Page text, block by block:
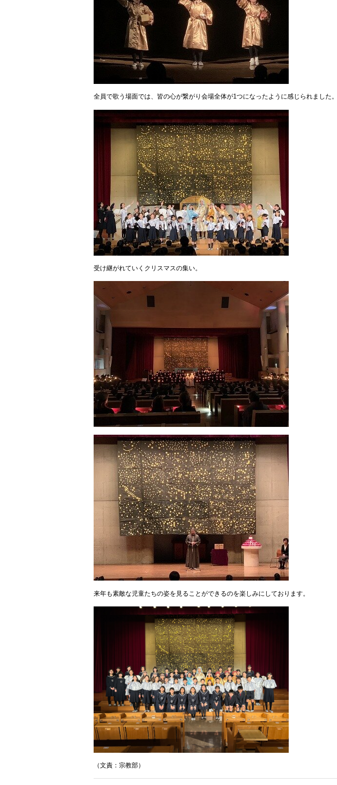
全員で歌う場面では、皆の心が繋がり会場全体が1つになったように感じられました。
受け継がれていくクリスマスの集い。
来年も素敵な児童たちの姿を見ることができるのを楽しみにしております。
（文責：宗教部）